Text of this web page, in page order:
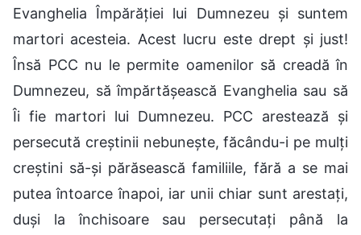
Evanghelia Împărăției lui Dumnezeu și suntem
martori acesteia. Acest lucru este drept și just!
Însă PCC nu le permite oamenilor să creadă în
Dumnezeu, să împărtășească Evanghelia sau să
Îi fie martori lui Dumnezeu. PCC arestează și
persecută creștinii nebunește, făcându-i pe mulți
creștini să-și părăsească familiile, fără a se mai
putea întoarce înapoi, iar unii chiar sunt arestați,
duși la închisoare sau persecutați până la